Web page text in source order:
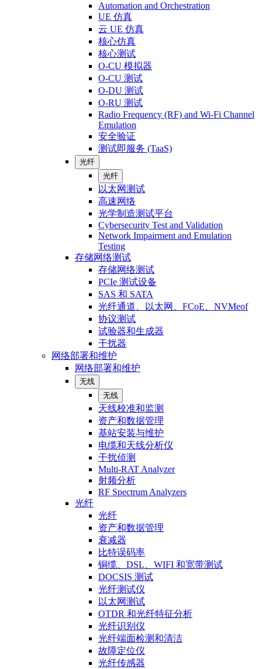
Automation and Orchestration
UE 仿真
云 UE 仿真
核心仿真
核心测试
O-CU 模拟器
O-CU 测试
O-DU 测试
O-RU 测试
Radio Frequency (RF) and Wi-Fi Channel
Emulation
安全验证
测试即服务 (TaaS)
光纤
光纤
以太网测试
高速网络
光学制造测试平台
Cybersecurity Test and Validation
Network Impairment and Emulation
Testing
存储网络测试
存储网络测试
PCIe 测试设备
SAS 和 SATA
光纤通道、以太网、FCoE、NVMeof
协议测试
试验器和生成器
干扰器
网络部署和维护
网络部署和维护
无线
无线
天线校准和监测
资产和数据管理
基站安装与维护
电缆和天线分析仪
干扰侦测
Multi-RAT Analyzer
射频分析
RF Spectrum Analyzers
光纤
光纤
资产和数据管理
衰减器
比特误码率
铜缆、DSL、WIFI 和宽带测试
DOCSIS 测试
光纤测试仪
以太网测试
OTDR 和光纤特征分析
光纤识别仪
光纤端面检测和清洁
故障定位仪
光纤传感器